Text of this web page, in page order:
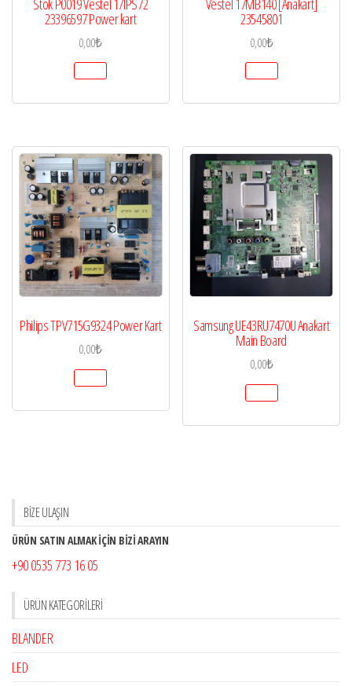
23396597 Power kart
0,00₺
23545801
0,00₺
Philips TPV715G9324 Power Kart
0,00₺
Samsung UE43RU7470U Anakart
Main Board
0,00₺
BİZE ULAŞIN
ÜRÜN SATIN ALMAK İÇİN BİZİ ARAYIN
+90 0535 773 16 05
ÜRÜN KATEGORILERI
BLANDER
LED